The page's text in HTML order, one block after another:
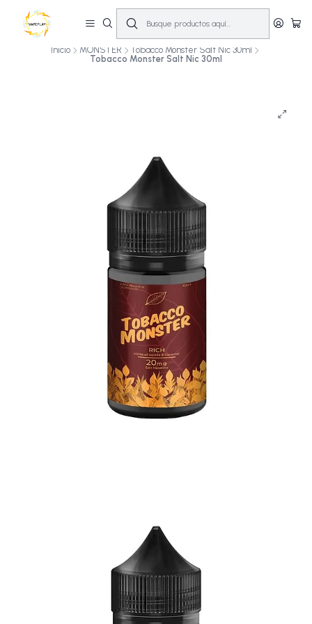
10% OFF primera compra! | Compra antes de las 14:00 y recíbelo el mismo
día en Santiago (Lun–Sáb)🚚💨
Inicio MONSTER
Tobacco Monster Salt Nic 30ml
Tobacco Monster Salt Nic 30ml